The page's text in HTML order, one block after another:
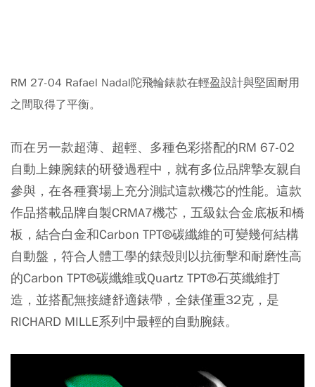
RM 27-04 Rafael Nadal陀飛輪錶款在輕盈設計與堅固耐用
之間取得了平衡。
而在另一款超薄、超輕、多種色彩搭配的RM 67-02
自動上鍊腕錶的研發過程中，就有多位品牌摯友親自
參與，在各種賽場上充分測試這款機芯的性能。這款
作品搭載品牌自製CRMA7機芯，五級鈦合金底板和橋
板，結合白金和Carbon TPT®碳纖維的可變幾何結構
自動盤，符合人體工學的錶殼則以抗衝擊和耐磨性高
的Carbon TPT®碳纖維或Quartz TPT®石英纖維打
造，並搭配無接縫舒適錶帶，全錶僅重32克，是
RICHARD MILLE系列中最輕的自動腕錶。